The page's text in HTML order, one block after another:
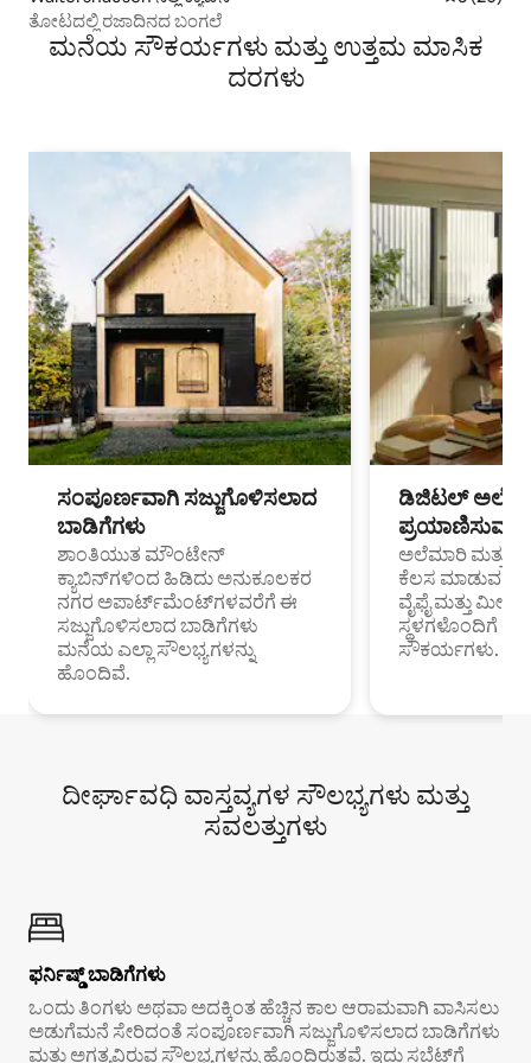
ತೋಟದಲ್ಲಿ ರಜಾದಿನದ ಬಂಗಲೆ
ಮನೆಯ ಸೌಕರ್ಯಗಳು ಮತ್ತು ಉತ್ತಮ ಮಾಸಿಕ
ದರಗಳು
ಸಂಪೂರ್ಣವಾಗಿ ಸಜ್ಜುಗೊಳಿಸಲಾದ
ಬಾಡಿಗೆಗಳು
ಶಾಂತಿಯುತ ಮೌಂಟೇನ್
ಕ್ಯಾಬಿನ್‌ಗಳಿಂದ ಹಿಡಿದು ಅನುಕೂಲಕರ
ನಗರ ಅಪಾರ್ಟ್‌ಮೆಂಟ್‌ಗಳವರೆಗೆ ಈ
ಸಜ್ಜುಗೊಳಿಸಲಾದ ಬಾಡಿಗೆಗಳು
ಮನೆಯ ಎಲ್ಲಾ ಸೌಲಭ್ಯಗಳನ್ನು
ಹೊಂದಿವೆ.
ಡಿಜಿಟಲ್
ಪ್ರಯಾಣಿಸುವ
ಅಲೆಮಾರಿ ಮತ್ತು
ಕೆಲಸ ಮಾಡುವ
ವೈಫೈ ಮತ್ತು
ಸ್ಥಳಗಳೊಂದಿಗೆ
ಸೌಕರ್ಯಗಳು.
ದೀರ್ಘಾವಧಿ ವಾಸ್ತವ್ಯಗಳ ಸೌಲಭ್ಯಗಳು ಮತ್ತು
ಸವಲತ್ತುಗಳು
ಫರ್ನಿಷ್ಡ್ ಬಾಡಿಗೆಗಳು
ಒಂದು ತಿಂಗಳು ಅಥವಾ ಅದಕ್ಕಿಂತ ಹೆಚ್ಚಿನ ಕಾಲ ಆರಾಮವಾಗಿ ವಾಸಿಸಲು
ಅಡುಗೆಮನೆ ಸೇರಿದಂತೆ ಸಂಪೂರ್ಣವಾಗಿ ಸಜ್ಜುಗೊಳಿಸಲಾದ ಬಾಡಿಗೆಗಳು
ಮತ್ತು ಅಗತ್ಯವಿರುವ ಸೌಲಭ್ಯಗಳನ್ನು ಹೊಂದಿರುತ್ತವೆ. ಇದು ಸಬ್ಲೆಟ್‌ಗೆ